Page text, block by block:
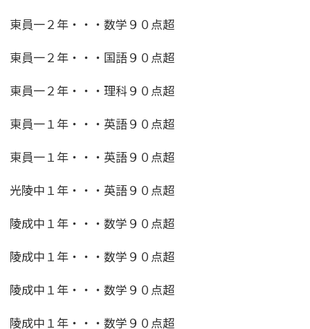
東員一２年・・・数学９０点超
東員一２年・・・国語９０点超
東員一２年・・・理科９０点超
東員一１年・・・英語９０点超
東員一１年・・・英語９０点超
光陵中１年・・・英語９０点超
陵成中１年・・・数学９０点超
陵成中１年・・・数学９０点超
陵成中１年・・・数学９０点超
陵成中１年・・・数学９０点超